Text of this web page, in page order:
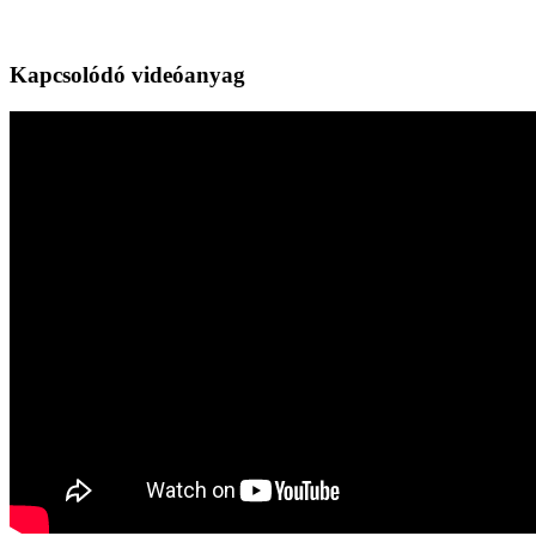
Kapcsolódó videóanyag